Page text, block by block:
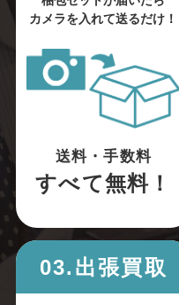
カメラを入れて送るだけ！
送料・手数料
すべて無料！
03.出張買取